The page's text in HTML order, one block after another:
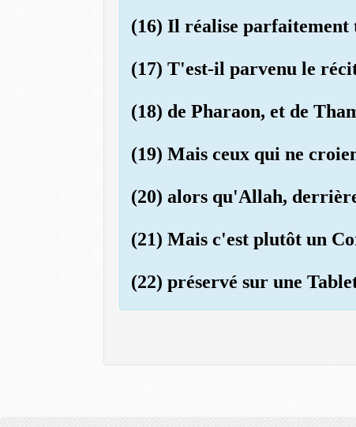
(16) Il réalise
(17) T'est-il parvenu le
(18) de Pharaon, et de
(19) Mais ceux qui ne
(20) alors qu'Allah,
(21) Mais c'est plutôt un
(22) préservé sur une